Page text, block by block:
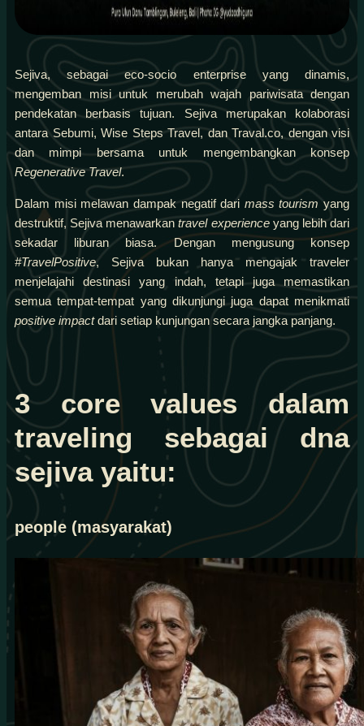
Sejiva, sebagai eco-socio enterprise yang dinamis,
mengemban misi untuk merubah wajah pariwisata dengan
pendekatan berbasis tujuan. Sejiva merupakan kolaborasi
antara Sebumi, Wise Steps Travel, dan Traval.co, dengan visi
dan mimpi bersama untuk mengembangkan konsep
Regenerative Travel.
Dalam misi melawan dampak negatif dari mass tourism yang
destruktif, Sejiva menawarkan travel experience yang lebih dari
sekadar liburan biasa. Dengan mengusung konsep
#TravelPositive, Sejiva bukan hanya mengajak traveler
menjelajahi destinasi yang indah, tetapi juga memastikan
semua tempat-tempat yang dikunjungi juga dapat menikmati
positive impactdari setiap kunjungan secara jangka panjang.
3 core values dalam
traveling sebagai dna
sejiva yaitu:
people (masyarakat)